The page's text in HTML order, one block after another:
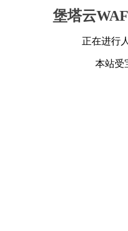
堡塔云
正在进行
本站受